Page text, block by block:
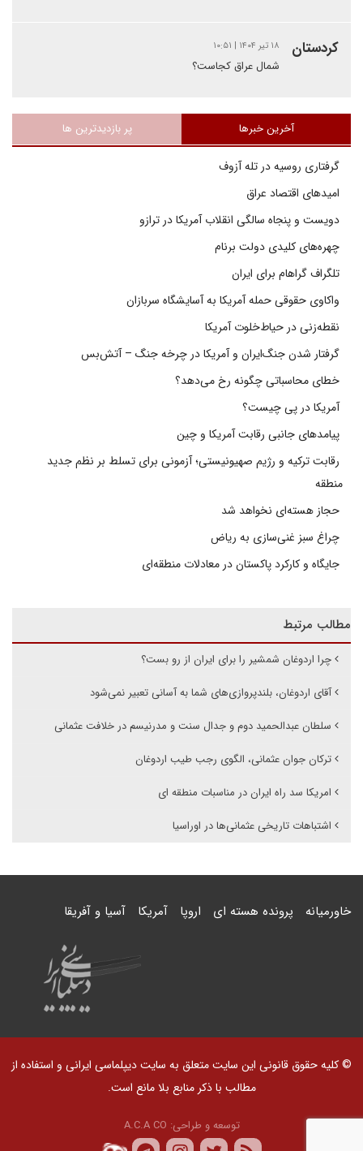
کردستان ۱۸ تیر ۱۴۰۴ | ۱۰:۵۱
شمال عراق کجاست؟
آخرین خبرها پر بازدیدترین ها
گرفتاری روسیه در تله آزوف
امیدهای اقتصاد عراق
دویست و پنجاه سالگی انقلاب آمریکا در ترازو
چهره‌های کلیدی دولت برنام
تلگراف گراهام برای ایران
واکاوی حقوقی حمله آمریکا به آسایشگاه سربازان
نقطه‌زنی در حیاط‌خلوت آمریکا
گرفتار شدن جنگ‌ایران و آمریکا در چرخه جنگ – آتش‌بس
خطای محاسباتی چگونه رخ می‌دهد؟
آمریکا در پی چیست؟
پیامدهای جانبی رقابت آمریکا و چین
رقابت ترکیه و رژیم صهیونیستی؛ آزمونی برای تسلط بر نظم جدید
منطقه
حجاز هسته‌ای نخواهد شد
چراغ سبز غنی‌سازی به ریاض
جایگاه و کارکرد پاکستان در معادلات منطقه‌ای
مطالب مرتبط
چرا اردوغان شمشیر را برای ایران از رو بست؟
آقای اردوغان، بلندپروازی‌های شما به‌ آسانی تعبیر نمی‌شود
سلطان عبدالحمید دوم و جدال سنت و مدرنیسم در خلافت عثمانی
ترکان جوان عثمانی‌، الگوی رجب طیب اردوغان
امریکا سد راه ایران در مناسبات منطقه ای
اشتباهات تاریخی عثمانی‌ها در اوراسیا
خاورمیانه پرونده هسته ای اروپا آمریکا آسیا و آفریقا
© کلیه حقوق قانونی این سایت متعلق به سایت دیپلماسی ایرانی و استفاده از
مطالب با ذکر منابع بلا مانع است.
توسعه و طراحی: A.C.A CO